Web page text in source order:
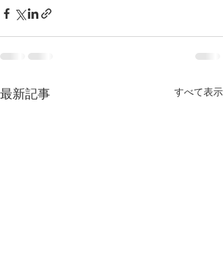
最新記事 すべて表示